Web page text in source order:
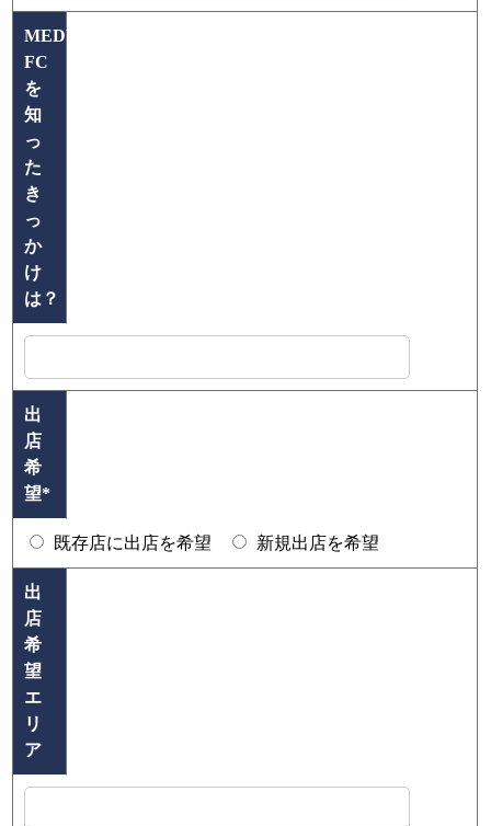
MEDUCATE
FC
を
知
っ
た
き
っ
か
け
は？
出
店
希
望*
既存店に出店を希望 新規出店を希望
出
店
希
望
エ
リ
ア